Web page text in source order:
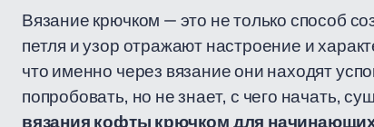
Вязание крючком — это не только способ
петля и узор отражают настроение и
что именно через вязание они находят
попробовать, но не знает, с чего начать,
вязания кофты крючком для